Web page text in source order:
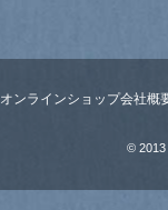
オンラインショップ会社概
© 2013